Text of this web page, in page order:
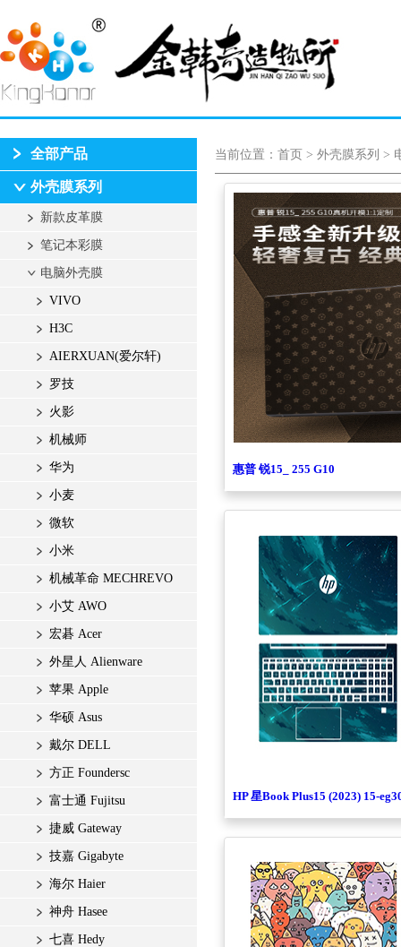
全部产品
外壳膜系列
新款皮革膜
笔记本彩膜
电脑外壳膜
VIVO
H3C
AIERXUAN(爱尔轩)
罗技
火影
机械师
华为
小麦
微软
小米
机械革命 MECHREVO
小艾 AWO
宏碁 Acer
外星人 Alienware
苹果 Apple
华硕 Asus
戴尔 DELL
方正 Foundersc
富士通 Fujitsu
捷威 Gateway
技嘉 Gigabyte
海尔 Haier
神舟 Hasee
七喜 Hedy
当前位置： 首页 > 外壳膜系列 >
惠普 锐15_ 255 G10
HP 星Book Plus15 (2023) 15-